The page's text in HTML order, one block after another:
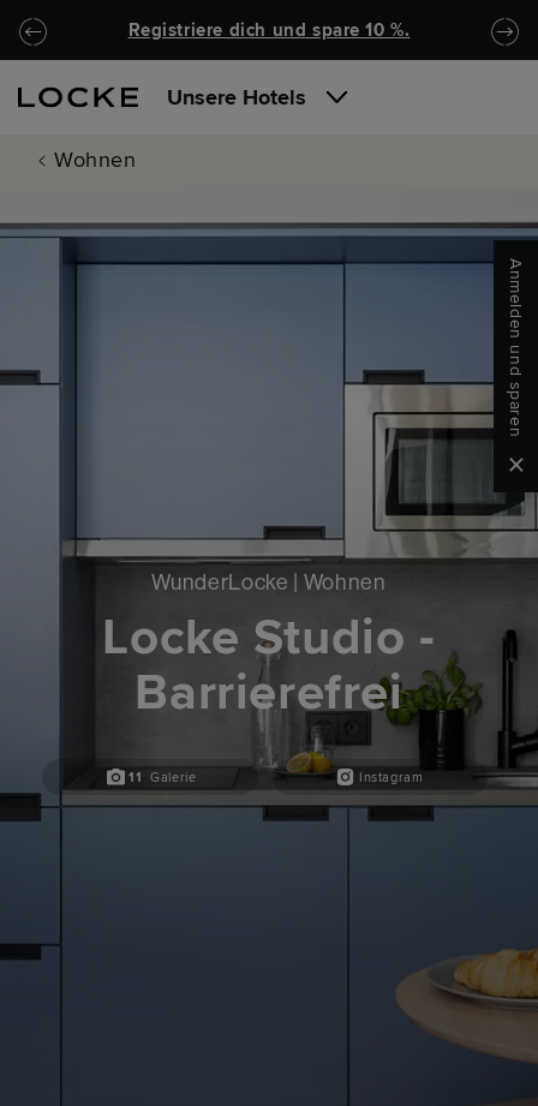
Zu Hauptinhalt springen
Locke.Header.SkipToNav
Registriere dich und spare 10 %.
Unsere Hotels
Wohnen
WunderLocke | Wohnen
Locke Studio -
Barrierefrei
11 Galerie Instagram
Anmelden und sparen